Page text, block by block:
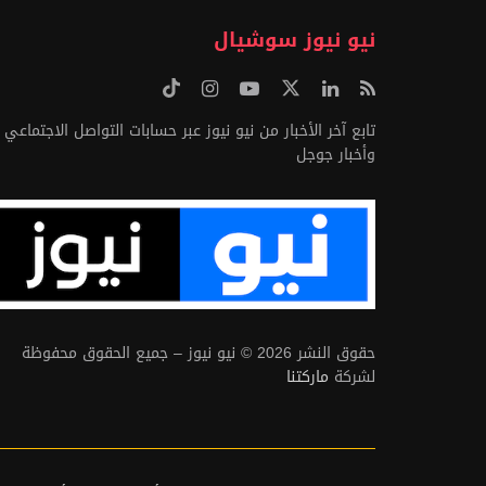
نيو نيوز سوشيال
تابع آخر الأخبار من نيو نيوز عبر حسابات التواصل الاجتماعي
وأخبار جوجل
حقوق النشر 2026 © نيو نيوز – جميع الحقوق محفوظة
لشركة ماركتنا